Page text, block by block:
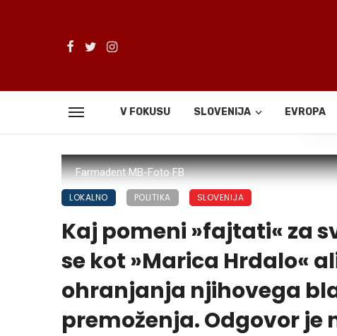
V FOKUSU SLOVENIJA EVROPA
Farmadent MB-Foto FB
Deli
LOKALNO POLITIKA SLOVENIJA
Kaj pomeni »fajtati« za
se kot »Marica Hrdalo«
ohranjanja njihovega
premoženja. Odgovor je